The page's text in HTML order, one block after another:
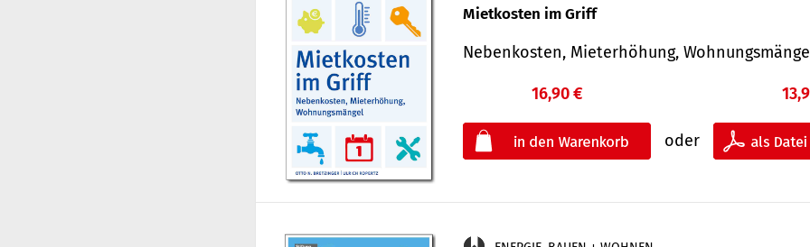
Mietkosten im Griff
Nebenkosten, Mieterhöhung,
16,90 €
oder